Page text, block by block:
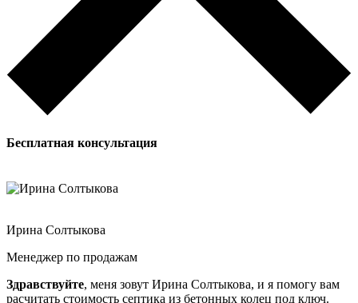
Бесплатная консультация
Ирина Солтыкова
Менеджер по продажам
Здравствуйте, меня зовут Ирина Солтыкова, и я помогу вам
расчитать стоимость септика из бетонных колец под ключ.